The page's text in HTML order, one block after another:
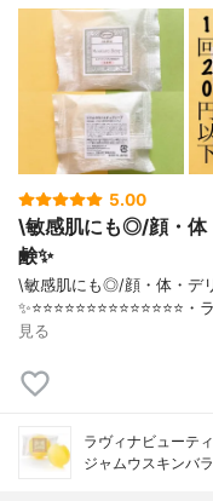
5.00
\敏感肌にも◎/顔・体
鹸✨
\敏感肌にも◎/顔・体・デ
見る
ラヴィナビューテ
ジャムウスキンバ